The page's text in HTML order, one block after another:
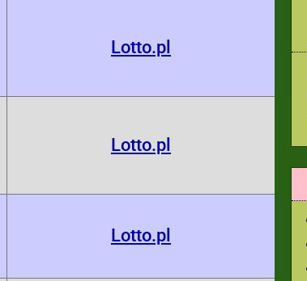
Lotto.pl
Lotto.pl
Lotto.pl